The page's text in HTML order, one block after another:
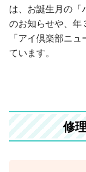
は、お誕生月の「
のお知らせや、 年
「アイ倶楽部ニュ
ています。
修